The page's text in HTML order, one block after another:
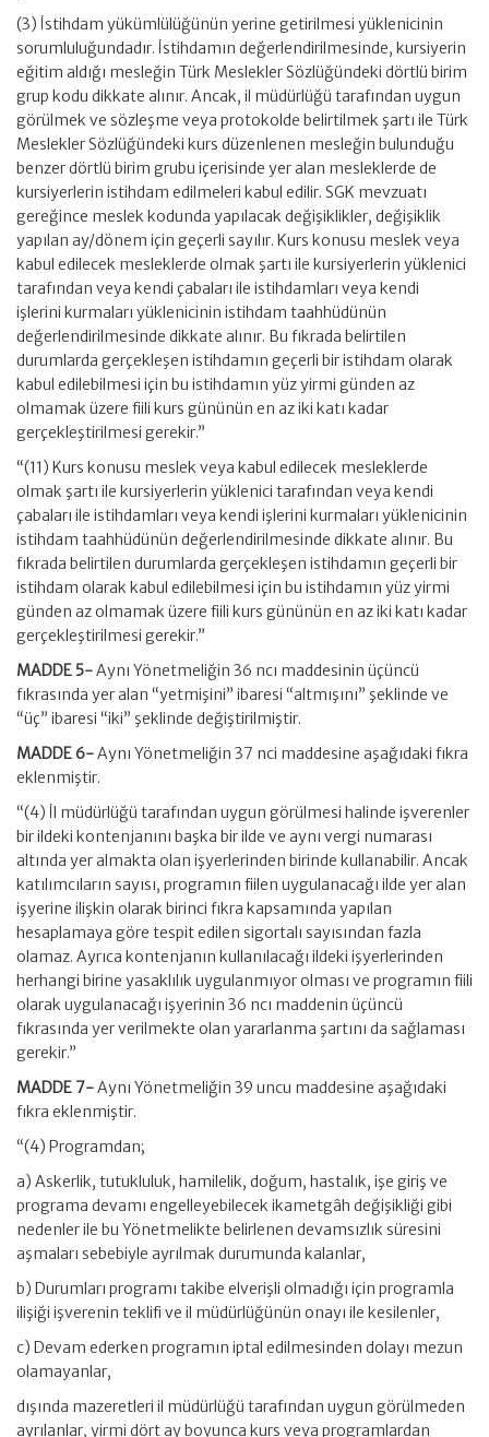
(3) İstihdam yükümlülüğünün yerine getirilmesi yüklenicinin
sorumluluğundadır. İstihdamın değerlendirilmesinde, kursiyerin
eğitim aldığı mesleğin Türk Meslekler Sözlüğündeki dörtlü birim
grup kodu dikkate alınır. Ancak, il müdürlüğü tarafından uygun
görülmek ve sözleşme veya protokolde belirtilmek şartı ile Türk
Meslekler Sözlüğündeki kurs düzenlenen mesleğin bulunduğu
benzer dörtlü birim grubu içerisinde yer alan mesleklerde de
kursiyerlerin istihdam edilmeleri kabul edilir. SGK mevzuatı
gereğince meslek kodunda yapılacak değişiklikler, değişiklik
yapılan ay/dönem için geçerli sayılır. Kurs konusu meslek veya
kabul edilecek mesleklerde olmak şartı ile kursiyerlerin yüklenici
tarafından veya kendi çabaları ile istihdamları veya kendi
işlerini kurmaları yüklenicinin istihdam taahhüdünün
değerlendirilmesinde dikkate alınır. Bu fıkrada belirtilen
durumlarda gerçekleşen istihdamın geçerli bir istihdam olarak
kabul edilebilmesi için bu istihdamın yüz yirmi günden az
olmamak üzere fiili kurs gününün en az iki katı kadar
gerçekleştirilmesi gerekir.”
“(11) Kurs konusu meslek veya kabul edilecek mesleklerde
olmak şartı ile kursiyerlerin yüklenici tarafından veya kendi
çabaları ile istihdamları veya kendi işlerini kurmaları yüklenicinin
istihdam taahhüdünün değerlendirilmesinde dikkate alınır. Bu
fıkrada belirtilen durumlarda gerçekleşen istihdamın geçerli bir
istihdam olarak kabul edilebilmesi için bu istihdamın yüz yirmi
günden az olmamak üzere fiili kurs gününün en az iki katı kadar
gerçekleştirilmesi gerekir.”
MADDE 5-Aynı Yönetmeliğin 36 ncı maddesinin üçüncü
fıkrasında yer alan “yetmişini” ibaresi “altmışını” şeklinde ve
“üç” ibaresi “iki” şeklinde değiştirilmiştir.
MADDE 6-Aynı Yönetmeliğin 37 nci maddesine aşağıdaki fıkra
eklenmiştir.
“(4) İl müdürlüğü tarafından uygun görülmesi halinde işverenler
bir ildeki kontenjanını başka bir ilde ve aynı vergi numarası
altında yer almakta olan işyerlerinden birinde kullanabilir. Ancak
katılımcıların sayısı, programın fiilen uygulanacağı ilde yer alan
işyerine ilişkin olarak birinci fıkra kapsamında yapılan
hesaplamaya göre tespit edilen sigortalı sayısından fazla
olamaz. Ayrıca kontenjanın kullanılacağı ildeki işyerlerinden
herhangi birine yasaklılık uygulanmıyor olması ve programın fiili
olarak uygulanacağı işyerinin 36 ncı maddenin üçüncü
fıkrasında yer verilmekte olan yararlanma şartını da sağlaması
gerekir.”
MADDE 7-Aynı Yönetmeliğin 39 uncu maddesine aşağıdaki
fıkra eklenmiştir.
“(4) Programdan;
a) Askerlik, tutukluluk, hamilelik, doğum, hastalık, işe giriş ve
programa devamı engelleyebilecek ikametgâh değişikliği gibi
nedenler ile bu Yönetmelikte belirlenen devamsızlık süresini
aşmaları sebebiyle ayrılmak durumunda kalanlar,
b) Durumları programı takibe elverişli olmadığı için programla
ilişiği işverenin teklifi ve il müdürlüğünün onayı ile kesilenler,
c) Devam ederken programın iptal edilmesinden dolayı mezun
olamayanlar,
dışında mazeretleri il müdürlüğü tarafından uygun görülmeden
ayrılanlar, yirmi dört ay boyunca kurs veya programlardan